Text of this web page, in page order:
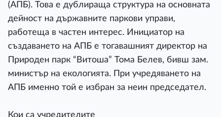
(АПБ). Това е дублираща структура на основната
дейност на държавните паркови управи,
работеща в частен интерес. Инициатор на
създаването на АПБ е тогавашният директор на
Природен парк “Витоша” Тома Белев, бивш зам.
министър на екологията. При учредяването на
АПБ именно той е избран за неин председател.
Кои са учредителите